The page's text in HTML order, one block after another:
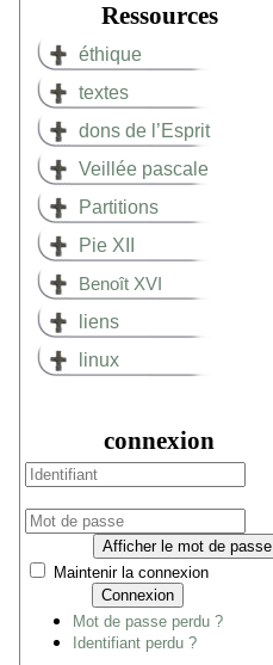
Ressources
éthique
textes
dons de l’Esprit
Veillée pascale
Partitions
Pie XII
Benoît XVI
liens
linux
connexion
Afficher le mot de passe
Maintenir la connexion
Connexion
Mot de passe perdu ?
Identifiant perdu ?